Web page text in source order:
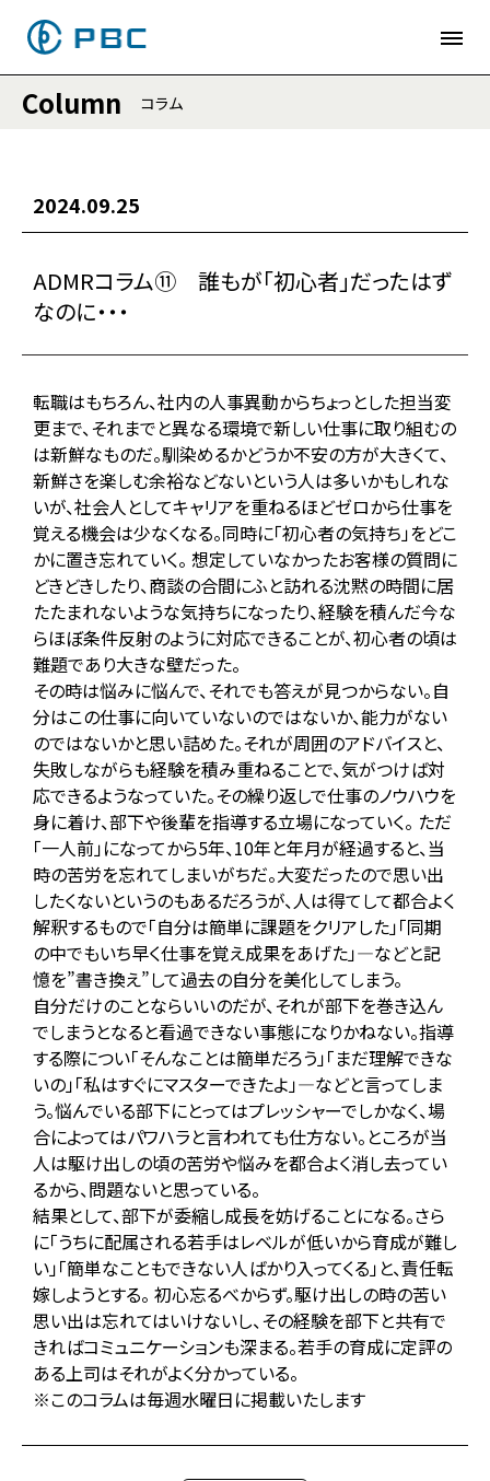
Column コラム
2024.09.25
ADMRコラム⑪ 誰もが「初心者」だったはず
なのに・・・
転職はもちろん、社内の人事異動からちょっとした担当変
更まで、それまでと異なる環境で新しい仕事に取り組むの
は新鮮なものだ。馴染めるかどうか不安の方が大きくて、
新鮮さを楽しむ余裕などないという人は多いかもしれな
いが、社会人としてキャリアを重ねるほどゼロから仕事を
覚える機会は少なくなる。同時に「初心者の気持ち」をどこ
かに置き忘れていく。 想定していなかったお客様の質問に
どきどきしたり、商談の合間にふと訪れる沈黙の時間に居
たたまれないような気持ちになったり、経験を積んだ今な
らほぼ条件反射のように対応できることが、初心者の頃は
難題であり大きな壁だった。
その時は悩みに悩んで、それでも答えが見つからない。自
分はこの仕事に向いていないのではないか、能力がない
のではないかと思い詰めた。それが周囲のアドバイスと、
失敗しながらも経験を積み重ねることで、気がつけば対
応できるようなっていた。その繰り返しで仕事のノウハウを
身に着け、部下や後輩を指導する立場になっていく。 ただ
「一人前」になってから5年、10年と年月が経過すると、当
時の苦労を忘れてしまいがちだ。大変だったので思い出
したくないというのもあるだろうが、人は得てして都合よく
解釈するもので「自分は簡単に課題をクリアした」「同期
の中でもいち早く仕事を覚え成果をあげた」―などと記
憶を”書き換え”して過去の自分を美化してしまう。
自分だけのことならいいのだが、それが部下を巻き込ん
でしまうとなると看過できない事態になりかねない。指導
する際につい「そんなことは簡単だろう」「まだ理解できな
いの」「私はすぐにマスターできたよ」―などと言ってしま
う。悩んでいる部下にとってはプレッシャーでしかなく、場
合によってはパワハラと言われても仕方ない。ところが当
人は駆け出しの頃の苦労や悩みを都合よく消し去ってい
るから、問題ないと思っている。
結果として、部下が委縮し成長を妨げることになる。さら
に「うちに配属される若手はレベルが低いから育成が難し
い」「簡単なこともできない人ばかり入ってくる」と、責任転
嫁しようとする。 初心忘るべからず。駆け出しの時の苦い
思い出は忘れてはいけないし、その経験を部下と共有で
きればコミュニケーションも深まる。若手の育成に定評の
ある上司はそれがよく分かっている。
※このコラムは毎週水曜日に掲載いたします